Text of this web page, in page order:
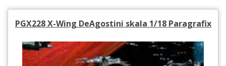
PGX228 X-Wing DeAgostini skala 1/18 Paragrafix